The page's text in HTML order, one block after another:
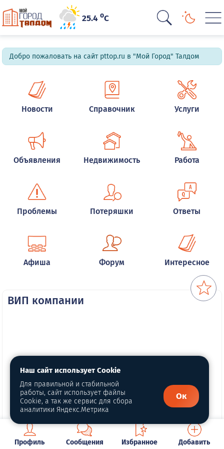
25.4oC
Добро пожаловать на сайт pttop.ru в "Мой Город" Талдом
Новости Справочник Услуги
Объявления Недвижимость Работа
Проблемы Потеряшки Ответы
Афиша Форум Интересное
ВИП компании
Профиль Сообщения Избранное Добавить
Наш сайт использует Cookie
Для правильной и стабильной
работы, сайт использует файлы
Cookie, а так же сервис для сбора
аналитики Яндекс.Метрика
Ок